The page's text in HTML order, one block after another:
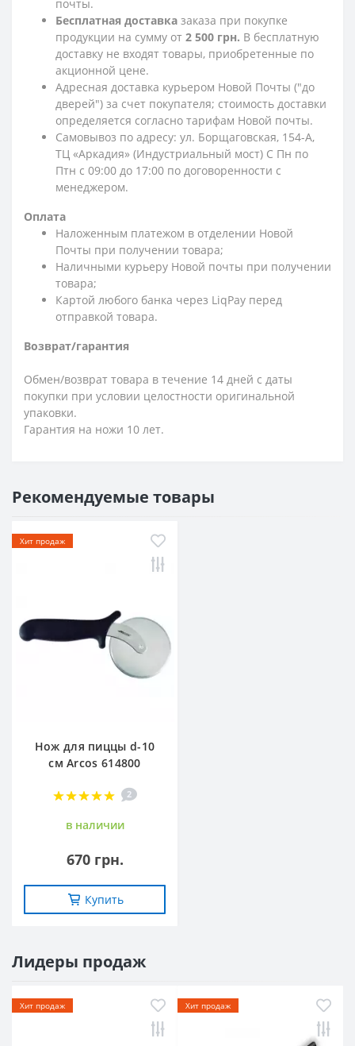
почты.
Бесплатная доставка заказа при покупке
продукции на сумму от 2 500 грн. В бесплатную
доставку не входят товары, приобретенные по
акционной цене.
Адресная доставка курьером Новой Почты ("до
дверей") за счет покупателя; стоимость доставки
определяется согласно тарифам Новой почты.
Самовывоз по адресу: ул. Борщаговская, 154-А,
ТЦ «Аркадия» (Индустриальный мост) С Пн по
Птн с 09:00 до 17:00 по договоренности с
менеджером.
Оплата
Наложенным платежом в отделении Новой
Почты при получении товара;
Наличными курьеру Новой почты при получении
товара;
Картой любого банка через LiqPay перед
отправкой товара.
Возврат/гарантия
Обмен/возврат товара в течение 14 дней с даты
покупки при условии целостности оригинальной
упаковки.
Гарантия на ножи 10 лет.
Рекомендуемые товары
Хит продаж
Нож для пиццы d-10
см Arcos 614800
2
в наличии
670 грн.
Купить
Лидеры продаж
Хит продаж Хит продаж